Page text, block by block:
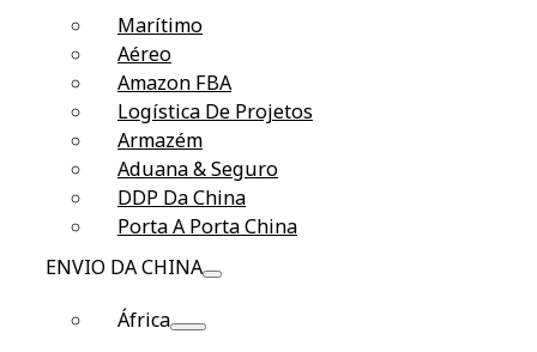
Marítimo
Aéreo
Amazon FBA
Logística De Projetos
Armazém
Aduana & Seguro
DDP Da China
Porta A Porta China
ENVIO DA CHINA
África